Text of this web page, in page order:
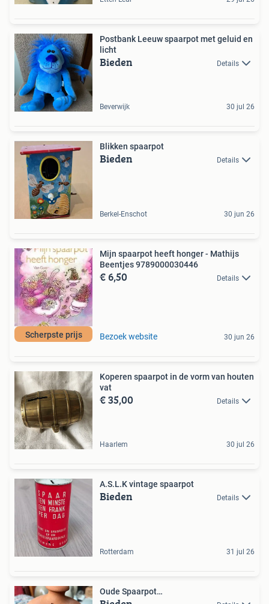
Postbank Leeuw spaarpot met geluid en
licht
Bieden Details
Beverwijk 30 jul 26
Blikken spaarpot
Bieden Details
Berkel-Enschot 30 jun 26
Scherpste prijs
Mijn spaarpot heeft honger - Mathijs
Beentjes 9789000030446
€ 6,50 Details
Bezoek website 30 jun 26
Koperen spaarpot in de vorm van houten
vat
€ 35,00 Details
Haarlem 30 jul 26
A.S.L.K vintage spaarpot
Bieden Details
Rotterdam 31 jul 26
Oude Spaarpot…